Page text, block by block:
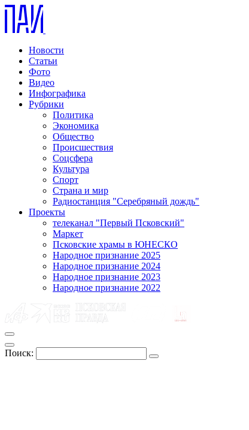
Новости
Статьи
Фото
Видео
Инфографика
Рубрики
Политика
Экономика
Общество
Происшествия
Соцсфера
Культура
Спорт
Страна и мир
Радиостанция "Серебряный дождь"
Проекты
телеканал "Первый Псковский"
Маркет
Псковские храмы в ЮНЕСКО
Народное признание 2025
Народное признание 2024
Народное признание 2023
Народное признание 2022
Поиск: